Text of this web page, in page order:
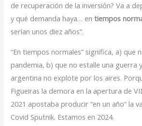
de recuperación de la inversión? Va a
y qué demanda haya… entiempos
serían unos diez años”.
“En tiempos normales” significa, a) que
pandemia, b) que no estalle una guerra
argentina no explote por los aires.
Figueiras la demora en la apertura de
2021 apostaba producir “en un año” la
Covid Sputnik. Estamos en 2024.